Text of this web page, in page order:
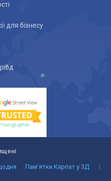
для бізнесу
Пам’ятки Карпат у 3Д